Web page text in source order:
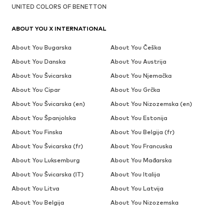
UNITED COLORS OF BENETTON
ABOUT YOU X INTERNATIONAL
About You Bugarska
About You Češka
About You Danska
About You Austrija
About You Švicarska
About You Njemačka
About You Cipar
About You Grčka
About You Švicarska (en)
About You Nizozemska (en)
About You Španjolska
About You Estonija
About You Finska
About You Belgija (fr)
About You Švicarska (fr)
About You Francuska
About You Luksemburg
About You Mađarska
About You Švicarska (IT)
About You Italija
About You Litva
About You Latvija
About You Belgija
About You Nizozemska